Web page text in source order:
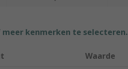
kenmerken te selecteren.
Waarde